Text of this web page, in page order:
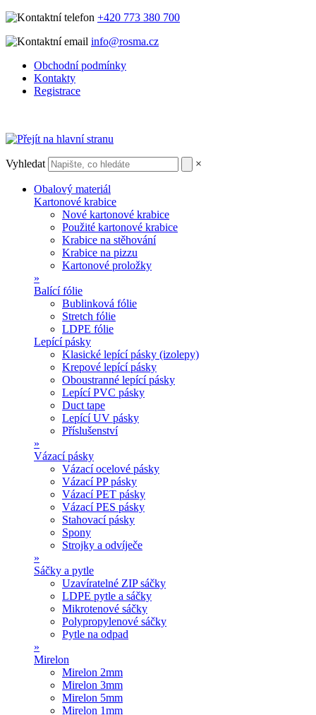
+420 773 380 700
info@rosma.cz
Obchodní podmínky
Kontakty
Registrace
Vyhledat ×
Obalový materiál
Kartonové krabice
Nové kartonové krabice
Použité kartonové krabice
Krabice na stěhování
Krabice na pizzu
Kartonové proložky
»
Balící fólie
Bublinková fólie
Stretch fólie
LDPE fólie
Lepící pásky
Klasické lepící pásky (izolepy)
Krepové lepící pásky
Oboustranné lepící pásky
Lepící PVC pásky
Duct tape
Lepící UV pásky
Příslušenství
»
Vázací pásky
Vázací ocelové pásky
Vázací PP pásky
Vázací PET pásky
Vázací PES pásky
Stahovací pásky
Spony
Strojky a odvíječe
»
Sáčky a pytle
Uzavíratelné ZIP sáčky
LDPE pytle a sáčky
Mikrotenové sáčky
Polypropylenové sáčky
Pytle na odpad
»
Mirelon
Mirelon 2mm
Mirelon 3mm
Mirelon 5mm
Mirelon 1mm